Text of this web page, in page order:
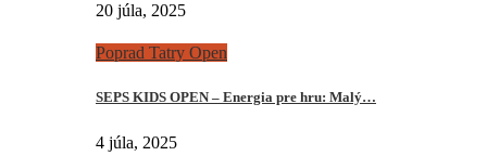
20 júla, 2025
Poprad Tatry Open
SEPS KIDS OPEN – Energia pre hru: Malý…
4 júla, 2025